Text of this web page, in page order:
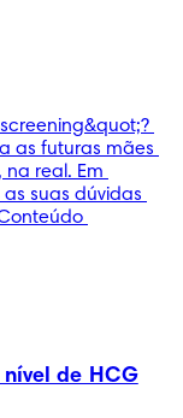
as futuras mães
real. Em
suas dúvidas
de HCG